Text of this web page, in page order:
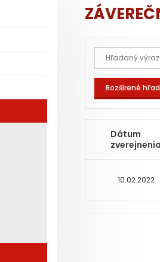
Rozšírené
Dátum
10.02.2022